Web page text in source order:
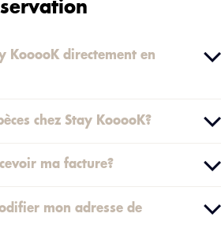
KooooK directement en
chez Stay KooooK?
ma facture?
mon adresse de